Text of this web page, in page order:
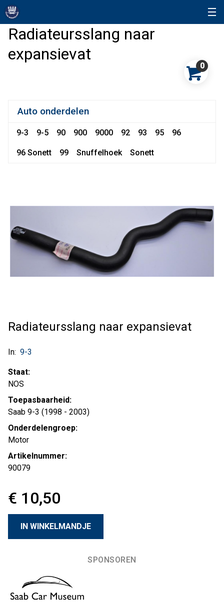
Radiateursslang naar
expansievat
0
Auto onderdelen
9-3 9-5 90 900 9000 92 93 95 96
96 Sonett 99 Snuffelhoek Sonett
Radiateursslang naar expansievat
In: 9-3
Staat:
NOS
Toepasbaarheid:
Saab 9-3 (1998 - 2003)
Onderdelengroep:
Motor
Artikelnummer:
90079
€ 10,50
SPONSOREN